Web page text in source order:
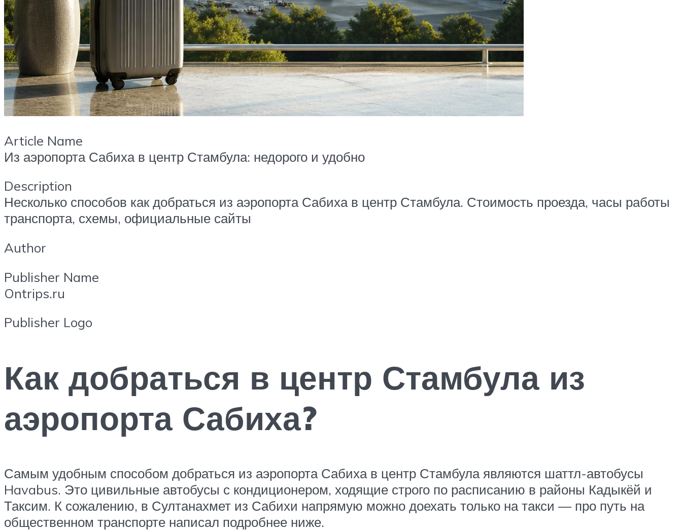
Article Name
Из аэропорта Сабиха в центр Стамбула: недорого и удобно
Description
Несколько способов как добраться из аэропорта Сабиха в центр Стамбула. Стоимость проезда, часы работы
транспорта, схемы, официальные сайты
Author
Publisher Name
Ontrips.ru
Publisher Logo
Как добраться в центр Стамбула из
аэропорта Сабиха?
Самым удобным способом добраться из аэропорта Сабиха в центр Стамбула являются шаттл-автобусы
Havabus. Это цивильные автобусы с кондиционером, ходящие строго по расписанию в районы Кадыкёй и
Таксим. К сожалению, в Султанахмет из Сабихи напрямую можно доехать только на такси — про путь на
общественном транспорте написал подробнее ниже.